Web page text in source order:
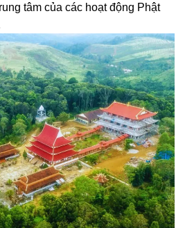
tâm của các hoạt động Phật